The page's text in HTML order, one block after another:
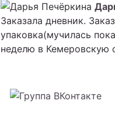
Заказала дневник.
упаковка(мучилась
неделю в Кемеровскую